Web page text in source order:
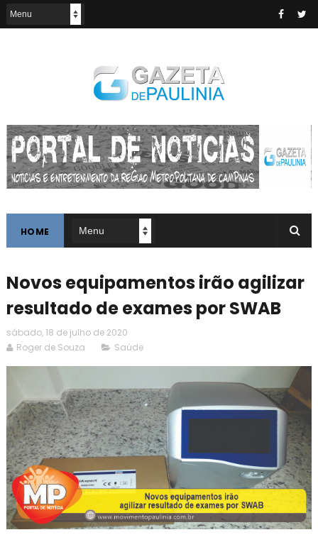
HOME
Novos equipamentos irão agilizar
resultado de exames por SWAB
sábado, 18 de julho de 2020
Roger de Souza
Saúde